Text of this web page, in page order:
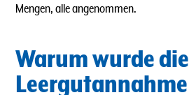
Mengen, alle angenommen.
Warum wurde die
Leergutannahme